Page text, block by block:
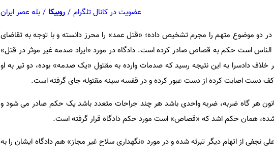
عضویت در کانال تلگرام / روبیکا / بله عصر ایران
دو موضوع متهم را مجرم تشخیص داده؛ «قتل عمد» را محرز دانسته و با توجه به تقاضای
است حکم به قصاص صادر کرده است. دادگاه در مورد «ایراد صدمه غیر موثر در قتل»
خلاف دادسرا به این نتیجه رسید که صدمات وارده به مقتول «یک صدمه» بوده، دو تیر به او
کف دست اصابت کرده از دست عبور کرده و در قفسه سینه مقتوله جای گرفته است.
هر گاه ضربه، ضربه واحدی باشد هر چند جراحات متعدد باشد یک حکم صادر می شود و
شده، همان حکم اشد که «قصاص» است مورد حکم دادگاه قرار گرفته است.
نجفی از اتهام دیگر تبرئه شده و در مورد «نگهداری سلاح غیر مجاز» هم دادگاه ایشان را به